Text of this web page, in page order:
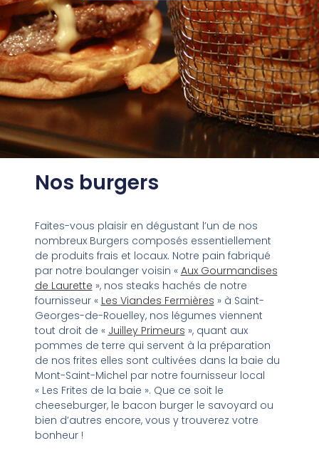
Nos burgers
Faites-vous plaisir en dégustant l’un de nos
nombreux Burgers composés essentiellement
de produits frais et locaux. Notre pain fabriqué
par notre boulanger voisin « Aux Gourmandises
de Laurette », nos steaks hachés de notre
fournisseur « Les Viandes Fermières » à Saint-
Georges-de-Rouelley, nos légumes viennent
tout droit de « Juilley Primeurs », quant aux
pommes de terre qui servent à la préparation
de nos frites elles sont cultivées dans la baie du
Mont-Saint-Michel par notre fournisseur local
« Les Frites de la baie ». Que ce soit le
cheeseburger, le bacon burger le savoyard ou
bien d’autres encore, vous y trouverez votre
bonheur !